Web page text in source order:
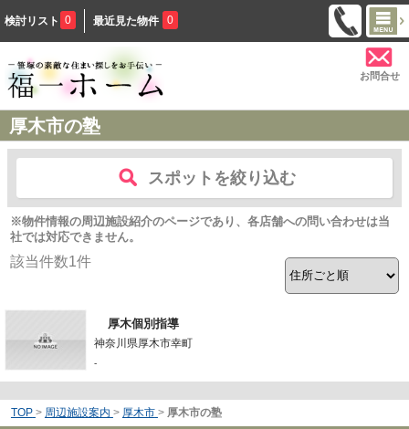
検討リスト 0 最近見た物件 0
お問合せ
厚木市の塾
スポットを絞り込む
※物件情報の周辺施設紹介のページであり、各店舗への問い合わせは当
社では対応できません。
該当件数1件
厚木個別指導
神奈川県厚木市幸町
-
TOP > 周辺施設案内 > 厚木市 > 厚木市の塾